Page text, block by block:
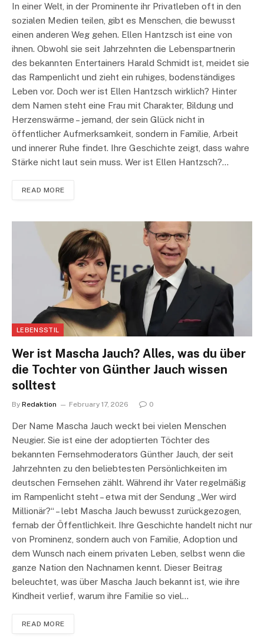
In einer Welt, in der Prominente ihr Privatleben oft in den
sozialen Medien teilen, gibt es Menschen, die bewusst
einen anderen Weg gehen. Ellen Hantzsch ist eine von
ihnen. Obwohl sie seit Jahrzehnten die Lebenspartnerin
des bekannten Entertainers Harald Schmidt ist, meidet sie
das Rampenlicht und zieht ein ruhiges, bodenständiges
Leben vor. Doch wer ist Ellen Hantzsch wirklich? Hinter
dem Namen steht eine Frau mit Charakter, Bildung und
Herzenswärme – jemand, der sein Glück nicht in
öffentlicher Aufmerksamkeit, sondern in Familie, Arbeit
und innerer Ruhe findet. Ihre Geschichte zeigt, dass wahre
Stärke nicht laut sein muss. Wer ist Ellen Hantzsch?…
READ MORE
LEBENSSTIL
Wer ist Mascha Jauch? Alles, was du über
die Tochter von Günther Jauch wissen
solltest
By Redaktion February 17, 2026 0
Der Name Mascha Jauch weckt bei vielen Menschen
Neugier. Sie ist eine der adoptierten Töchter des
bekannten Fernsehmoderators Günther Jauch, der seit
Jahrzehnten zu den beliebtesten Persönlichkeiten im
deutschen Fernsehen zählt. Während ihr Vater regelmäßig
im Rampenlicht steht – etwa mit der Sendung „Wer wird
Millionär?“ – lebt Mascha Jauch bewusst zurückgezogen,
fernab der Öffentlichkeit. Ihre Geschichte handelt nicht nur
von Prominenz, sondern auch von Familie, Adoption und
dem Wunsch nach einem privaten Leben, selbst wenn die
ganze Nation den Nachnamen kennt. Dieser Beitrag
beleuchtet, was über Mascha Jauch bekannt ist, wie ihre
Kindheit verlief, warum ihre Familie so viel…
READ MORE